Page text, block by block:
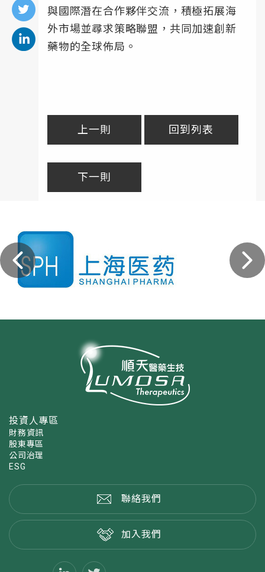
與國際潛在合作夥伴交流，積極拓展海
外市場並尋求策略聯盟，共同加速創新
藥物的全球佈局。
上一則 回到列表
下一則
投資人專區
財務資訊
股東專區
公司治理
ESG
聯絡我們
加入我們